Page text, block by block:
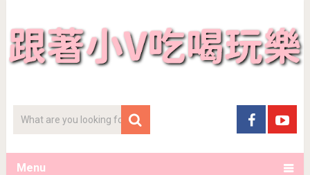
Menu